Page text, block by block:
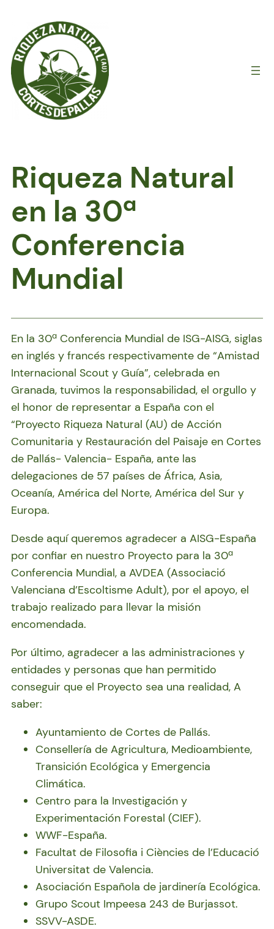
contenido
Riqueza Natural
en la 30ª
Conferencia
Mundial
En la 30ª Conferencia Mundial de ISG-AISG, siglas
en inglés y francés respectivamente de “Amistad
Internacional Scout y Guía”, celebrada en
Granada, tuvimos la responsabilidad, el orgullo y
el honor de representar a España con el
“Proyecto Riqueza Natural (AU) de Acción
Comunitaria y Restauración del Paisaje en Cortes
de Pallás- Valencia- España, ante las
delegaciones de 57 países de África, Asia,
Oceanía, América del Norte, América del Sur y
Europa.
Desde aquí queremos agradecer a AISG-España
por confiar en nuestro Proyecto para la 30ª
Conferencia Mundial, a AVDEA (Associació
Valenciana d’Escoltisme Adult), por el apoyo, el
trabajo realizado para llevar la misión
encomendada.
Por último, agradecer a las administraciones y
entidades y personas que han permitido
conseguir que el Proyecto sea una realidad, A
saber:
Ayuntamiento de Cortes de Pallás.
Consellería de Agricultura, Medioambiente,
Transición Ecológica y Emergencia
Climática.
Centro para la Investigación y
Experimentación Forestal (CIEF).
WWF-España.
Facultat de Filosofia i Ciències de l’Educació
Universitat de Valencia.
Asociación Española de jardinería Ecológica.
Grupo Scout Impeesa 243 de Burjassot.
SSVV-ASDE.